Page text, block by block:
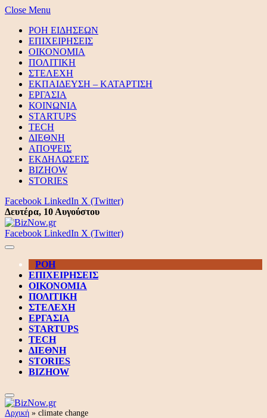
Close Menu
ΡΟΗ ΕΙΔΗΣΕΩΝ
ΕΠΙΧΕΙΡΗΣΕΙΣ
ΟΙΚΟΝΟΜΙΑ
ΠΟΛΙΤΙΚΗ
ΣΤΕΛΕΧΗ
ΕΚΠΑΙΔΕΥΣΗ – ΚΑΤΑΡΤΙΣΗ
ΕΡΓΑΣΙΑ
ΚΟΙΝΩΝΙΑ
STARTUPS
TECH
ΔΙΕΘΝΗ
ΑΠΟΨΕΙΣ
ΕΚΔΗΛΩΣΕΙΣ
BIZHOW
STORIES
Facebook LinkedIn X (Twitter)
Δευτέρα, 10 Αυγούστου
Facebook LinkedIn X (Twitter)
ΡΟΗ
ΕΠΙΧΕΙΡΗΣΕΙΣ
ΟΙΚΟΝΟΜΙΑ
ΠΟΛΙΤΙΚΗ
ΣΤΕΛΕΧΗ
ΕΡΓΑΣΙΑ
STARTUPS
TECH
ΔΙΕΘΝΗ
STORIES
BIZHOW
Αρχική » climate change